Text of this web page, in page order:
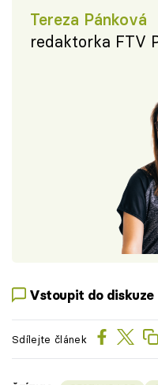
Tereza Pánková
redaktorka FTV
Vstoupit do diskuze
Sdílejte článek